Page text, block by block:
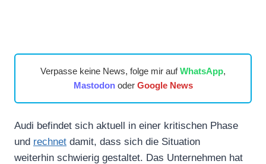
Verpasse keine News, folge mir aufWhatsApp,
Mastodonoder Google News
Audi befindet sich aktuell in einer kritischen Phase
und rechnet damit, dass sich die Situation
weiterhin schwierig gestaltet. Das Unternehmen hat